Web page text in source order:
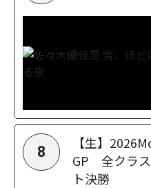
8
【生】
GP 全クラ
ト決勝